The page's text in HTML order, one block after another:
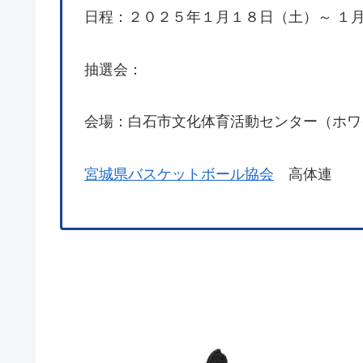
日程：２０２５年１月１８日（土）～ １
抽選会：
会場：白石市文化体育活動センター（ホ
宮城県バスケットボール協会 高体連